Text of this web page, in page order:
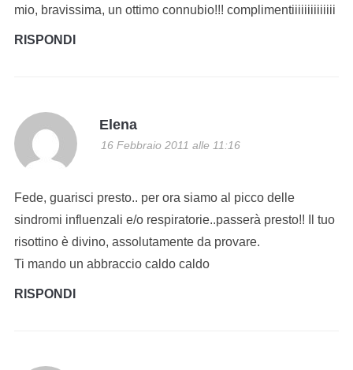
mio, bravissima, un ottimo connubio!!! complimentiiiiiiiiiiiiii
RISPONDI
Elena
16 Febbraio 2011 alle 11:16
Fede, guarisci presto.. per ora siamo al picco delle
sindromi influenzali e/o respiratorie..passerà presto!! Il tuo
risottino è divino, assolutamente da provare.
Ti mando un abbraccio caldo caldo
RISPONDI